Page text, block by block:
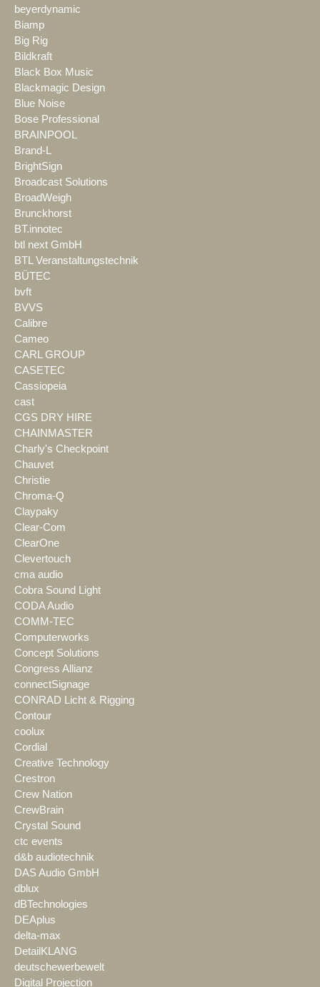
beyerdynamic
Biamp
Big Rig
Bildkraft
Black Box Music
Blackmagic Design
Blue Noise
Bose Professional
BRAINPOOL
Brand-L
BrightSign
Broadcast Solutions
BroadWeigh
Brunckhorst
BT.innotec
btl next GmbH
BTL Veranstaltungstechnik
BÜTEC
bvft
BVVS
Calibre
Cameo
CARL GROUP
CASETEC
Cassiopeia
cast
CGS DRY HIRE
CHAINMASTER
Charly's Checkpoint
Chauvet
Christie
Chroma-Q
Claypaky
Clear-Com
ClearOne
Clevertouch
cma audio
Cobra Sound Light
CODA Audio
COMM-TEC
Computerworks
Concept Solutions
Congress Allianz
connectSignage
CONRAD Licht & Rigging
Contour
coolux
Cordial
Creative Technology
Crestron
Crew Nation
CrewBrain
Crystal Sound
ctc events
d&b audiotechnik
DAS Audio GmbH
dblux
dBTechnologies
DEAplus
delta-max
DetailKLANG
deutschewerbewelt
Digital Projection